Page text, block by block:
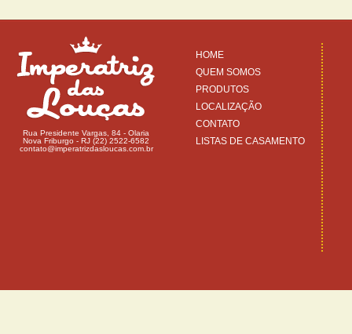
Rua Presidente Vargas, 84 - Olaria
Nova Friburgo - RJ (22) 2522-6582
contato@imperatrizdasloucas.com.br
HOME
QUEM SOMOS
PRODUTOS
LOCALIZAÇÃO
CONTATO
LISTAS DE CASAMENTO